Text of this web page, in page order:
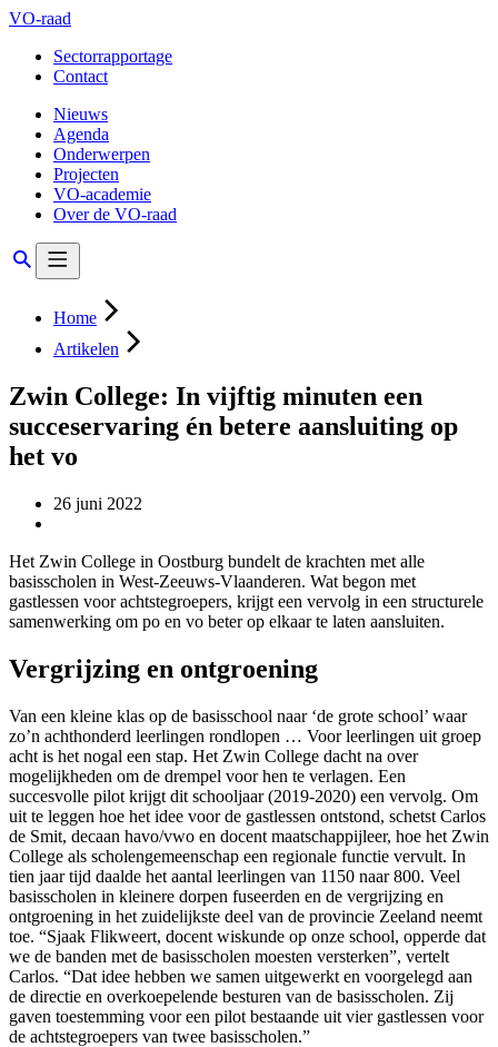
VO-raad
Sectorrapportage
Contact
Nieuws
Agenda
Onderwerpen
Projecten
VO-academie
Over de VO-raad
Home
Artikelen
Zwin College: In vijftig minuten een
succeservaring én betere aansluiting op
het vo
26 juni 2022
Het Zwin College in Oostburg bundelt de krachten met alle
basisscholen in West-Zeeuws-Vlaanderen. Wat begon met
gastlessen voor achtstegroepers, krijgt een vervolg in een structurele
samenwerking om po en vo beter op elkaar te laten aansluiten.
Vergrijzing en ontgroening
Van een kleine klas op de basisschool naar ‘de grote school’ waar
zo’n achthonderd leerlingen rondlopen … Voor leerlingen uit groep
acht is het nogal een stap. Het Zwin College dacht na over
mogelijkheden om de drempel voor hen te verlagen. Een
succesvolle pilot krijgt dit schooljaar (2019-2020) een vervolg. Om
uit te leggen hoe het idee voor de gastlessen ontstond, schetst Carlos
de Smit, decaan havo/vwo en docent maatschappijleer, hoe het Zwin
College als scholengemeenschap een regionale functie vervult. In
tien jaar tijd daalde het aantal leerlingen van 1150 naar 800. Veel
basisscholen in kleinere dorpen fuseerden en de vergrijzing en
ontgroening in het zuidelijkste deel van de provincie Zeeland neemt
toe. “Sjaak Flikweert, docent wiskunde op onze school, opperde dat
we de banden met de basisscholen moesten versterken”, vertelt
Carlos. “Dat idee hebben we samen uitgewerkt en voorgelegd aan
de directie en overkoepelende besturen van de basisscholen. Zij
gaven toestemming voor een pilot bestaande uit vier gastlessen voor
de achtstegroepers van twee basisscholen.”